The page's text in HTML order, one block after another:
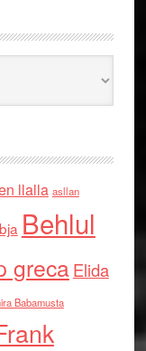
llalla asllan
Behlul
grecaElida
Babamusta